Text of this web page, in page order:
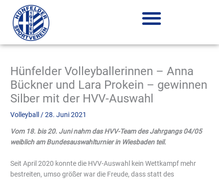
Inhalt
springen
Hünfelder Volleyballerinnen – Anna
Bückner und Lara Prokein – gewinnen
Silber mit der HVV-Auswahl
Volleyball /28. Juni 2021
Vom 18. bis 20. Juni nahm das HVV-Team des Jahrgangs 04/05
weiblich am Bundesauswahlturnier in Wiesbaden teil.
Seit April 2020 konnte die HVV-Auswahl kein Wettkampf mehr
bestreiten, umso größer war die Freude, dass statt des